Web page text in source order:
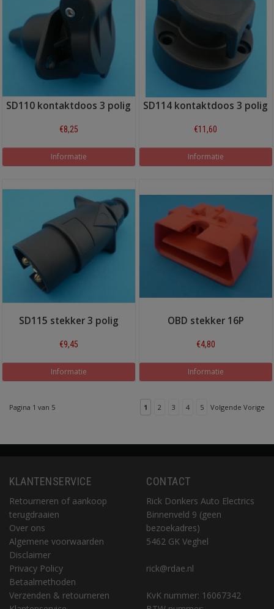
SD110 kontaktdoos 3 polig
€8,25
Informatie
SD114 kontaktdoos 3 polig
€11,60
Informatie
SD115 stekker 3 polig
€9,45
Informatie
OBD stekker 16P
€4,80
Informatie
Pagina 1 van 5 1 2 3 4 5 Volgende Vorige
KLANTENSERVICE
Retourneren of aankoop
terugdraaien
Over ons
Algemene voorwaarden
Disclaimer
Privacy Policy
Betaalmethoden
Verzenden & retourneren
CONTACT
Rick Donkers Auto Electrics
Binnenveld 9 (geen
bezoekadres)
5462 GK Veghel
rick@rdae.nl
KvK nummer: 16067342